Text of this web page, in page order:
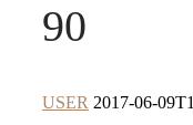
90
USER 2017-06-